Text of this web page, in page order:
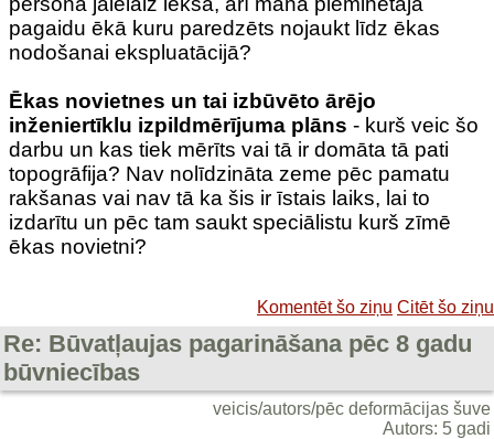
pagaidu ēkā kuru paredzēts nojaukt līdz ēkas
nodošanai ekspluatācijā?
Ēkas novietnes un tai izbūvēto ārējo
inženiertīklu izpildmērījuma plāns - kurš veic šo
darbu un kas tiek mērīts vai tā ir domāta tā pati
topogrāfija? Nav nolīdzināta zeme pēc pamatu
rakšanas vai nav tā ka šis ir īstais laiks, lai to
izdarītu un pēc tam saukt speciālistu kurš zīmē
ēkas novietni?
Komentēt šo ziņu Citēt šo ziņu
Re: Būvatļaujas pagarināšana pēc 8 gadu
būvniecības
veicis/autors/pēc deformācijas šuve
Autors: 5 gadi